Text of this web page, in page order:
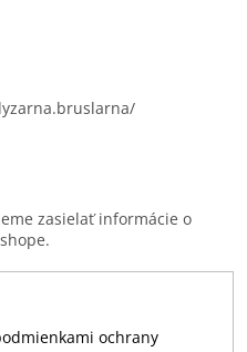
zasielať informácie o
ochrany